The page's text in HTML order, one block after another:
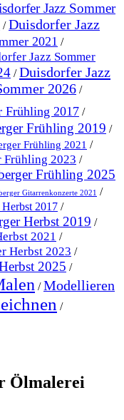
Jazz Sommer
/Duisdorfer Jazz
2021 /
Jazz Sommer
/Duisdorfer Jazz
2026 /
Frühling 2017 /
Frühling 2019 /
Frühling 2021 /
Frühling 2023 /
Frühling 2025
Gitarrenkonzerte 2021 /
2017 /
Herbst 2019 /
2021 /
Herbst 2023 /
2025 /
/Modellieren
/
Ölmalerei